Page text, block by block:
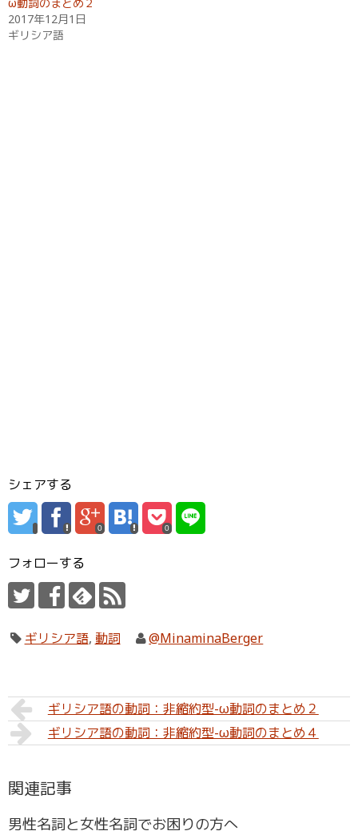
) ィ
ン
2017年12月1日
ギリシア語
シェアする
0 0
フォローする
ギリシア語, 動詞 @MinaminaBerger
ギリシア語の動詞：非縮約型-ω動詞のまとめ２
ギリシア語の動詞：非縮約型-ω動詞のまとめ４
関連記事
男性名詞と女性名詞でお困りの方へ